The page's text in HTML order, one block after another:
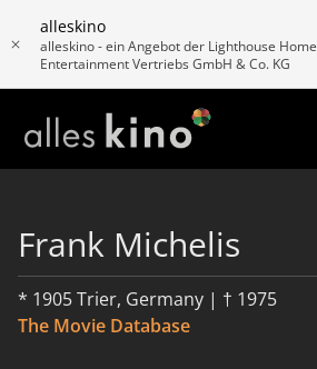
alleskino
alleskino - ein Angebot der Lighthouse Home
Entertainment Vertriebs GmbH & Co. KG
Frank Michelis
* 1905 Trier, Germany | † 1975
The Movie Database